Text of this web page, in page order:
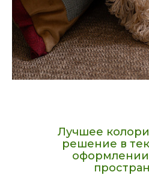
Лучшее
решение в